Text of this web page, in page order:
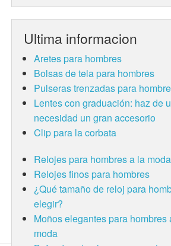
Ultima informacion
Aretes para hombres
Bolsas de tela para hombres
Pulseras trenzadas para
Lentes con graduación: haz de
necesidad un gran accesorio
Clip para la corbata
Relojes para hombres a la moda
Relojes finos para hombres
¿Qué tamaño de reloj para
elegir?
Moños elegantes para hombres
moda